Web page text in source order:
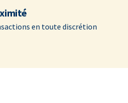
en toute discrétion